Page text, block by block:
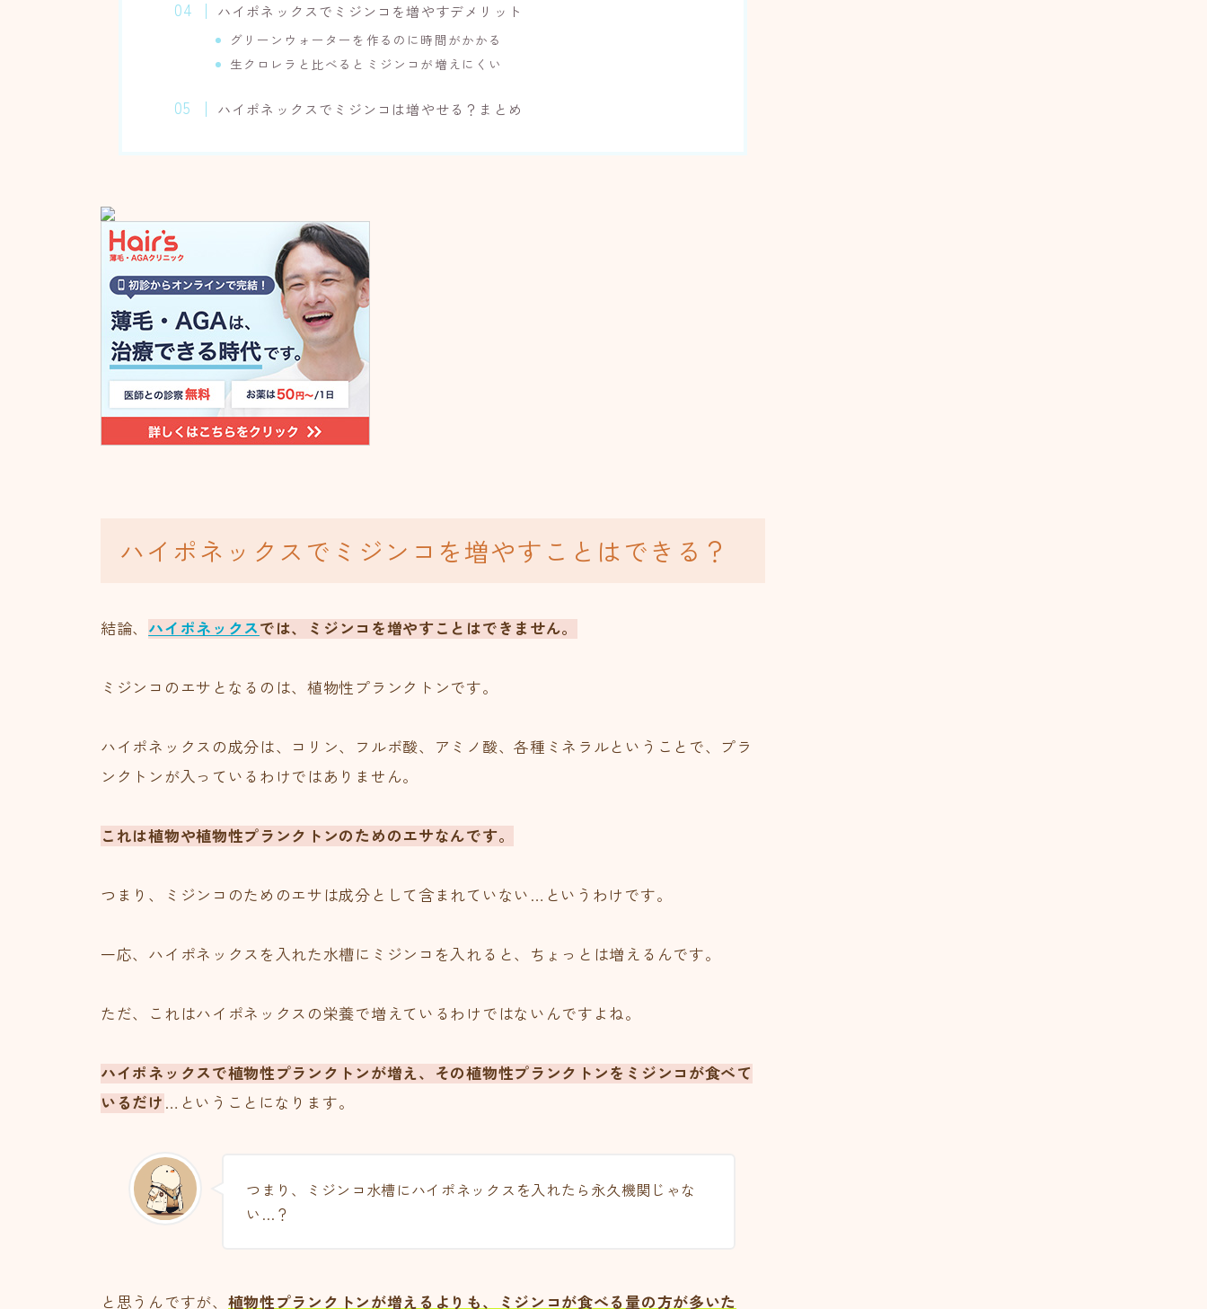
ハイポネックスでミジンコを増やすデメリット
グリーンウォーターを作るのに時間がかかる
生クロレラと比べるとミジンコが増えにくい
ハイポネックスでミジンコは増やせる？まとめ
ハイポネックスでミジンコを増やすことはできる？
結論、 ハイポネックスでは、ミジンコを増やすことはできません。
ミジンコのエサとなるのは、植物性プランクトンです。
ハイポネックスの成分は、コリン、フルボ酸、アミノ酸、各種ミネラルということで、プラ
ンクトンが入っているわけではありません。
これは植物や植物性プランクトンのためのエサなんです。
つまり、ミジンコのためのエサは成分として含まれていない…というわけです。
一応、ハイポネックスを入れた水槽にミジンコを入れると、ちょっとは増えるんです。
ただ、これはハイポネックスの栄養で増えているわけではないんですよね。
ハイポネックスで植物性プランクトンが増え、その植物性プランクトンをミジンコが食べて
いるだけ …ということになります。
つまり、ミジンコ水槽にハイポネックスを入れたら永久機関じゃな
い…？
と思うんですが、 植物性プランクトンが増えるよりも、ミジンコが食べる量の方が多いた